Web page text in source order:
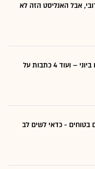
אבל האנליסט הזה לא
הקאמבק של אלטשולר שחם ביוני – ועוד 4 כתבות על
בטוחים - כדאי לשים לב